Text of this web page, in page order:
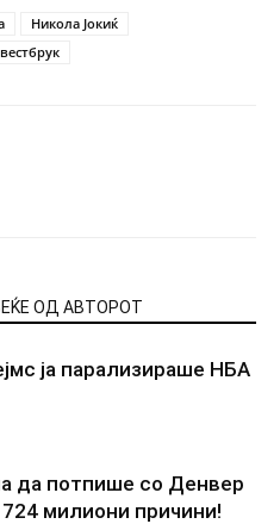
Никола Јокиќ
ОД АВТОРОТ
ја парализираше НБА
да потпише со Денвер
милиони причини!